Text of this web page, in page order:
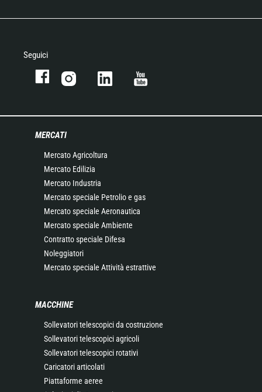
Seguici
MERCATI
Mercato Agricoltura
Mercato Edilizia
Mercato Industria
Mercato speciale Petrolio e gas
Mercato speciale Aeronautica
Mercato speciale Ambiente
Contratto speciale Difesa
Noleggiatori
Mercato speciale Attività estrattive
MACCHINE
Sollevatori telescopici da costruzione
Sollevatori telescopici agricoli
Sollevatori telescopici rotativi
Caricatori articolati
Piattaforme aeree